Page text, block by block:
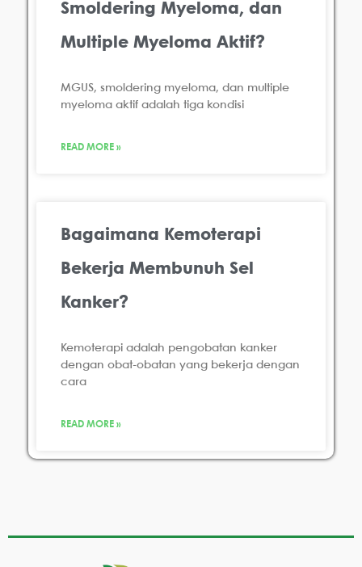
Smoldering Myeloma, dan
Multiple Myeloma Aktif?
MGUS, smoldering myeloma, dan multiple
myeloma aktif adalah tiga kondisi
READ MORE »
Bagaimana Kemoterapi
Bekerja Membunuh Sel
Kanker?
Kemoterapi adalah pengobatan kanker
dengan obat-obatan yang bekerja dengan
cara
READ MORE »